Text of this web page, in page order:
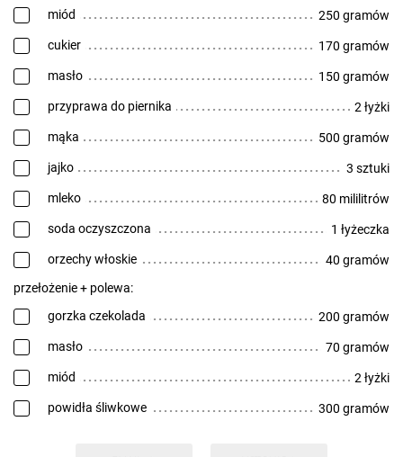
miód 250 gramów
cukier 170 gramów
masło 150 gramów
przyprawa do piernika 2 łyżki
mąka 500 gramów
jajko 3 sztuki
mleko 80 mililitrów
soda oczyszczona 1 łyżeczka
orzechy włoskie
40 gramów
przełożenie + polewa:
gorzka czekolada
200 gramów
masło 70 gramów
miód 2 łyżki
powidła śliwkowe 300 gramów